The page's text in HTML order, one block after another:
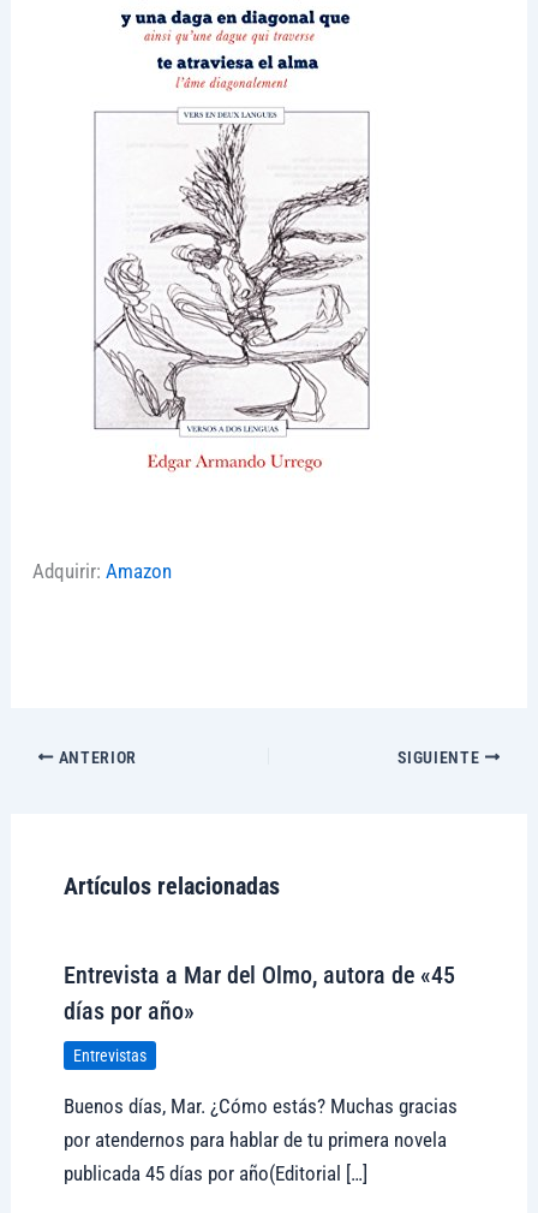
Adquirir: Amazon
ANTERIOR SIGUIENTE
Artículos relacionadas
Entrevista a Mar del Olmo, autora de «45
días por año»
Entrevistas
Buenos días, Mar. ¿Cómo estás? Muchas gracias
por atendernos para hablar de tu primera novela
publicada 45 días por año(Editorial […]